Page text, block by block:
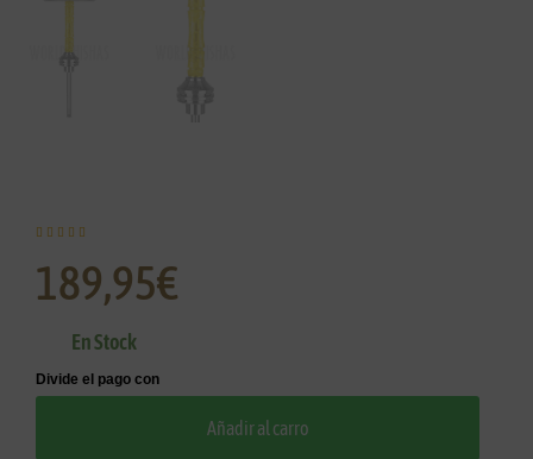
    
189,95€
En Stock
Añadir al carro